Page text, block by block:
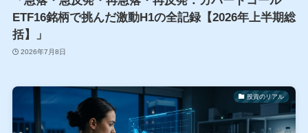
ETF16銘柄で挑んだ激動H1の全記録【2026年上半期総
括】」
2026年7月8日
投資のリアル